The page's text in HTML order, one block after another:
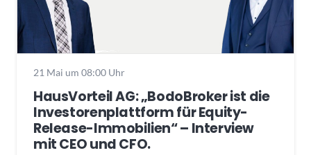
21 Mai um 08:00 Uhr
HausVorteil AG: „BodoBroker ist die
Investorenplattform für Equity-
Release-Immobilien“ – Interview
mit CEO und CFO.